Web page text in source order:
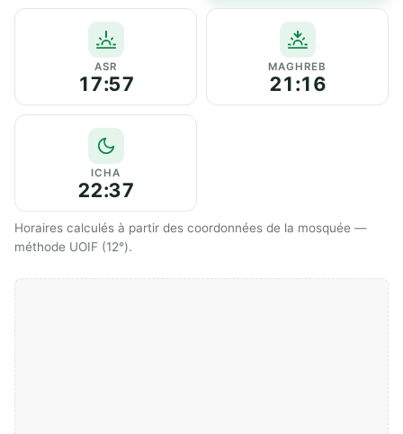
ASR
17:57
MAGHREB
21:16
ICHA
22:37
Horaires calculés à partir des coordonnées de la mosquée —
méthode UOIF (12°).